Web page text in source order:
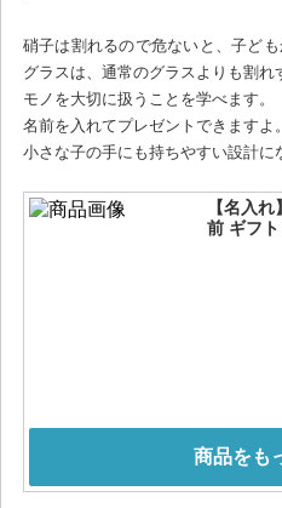
硝子は割れるので危ないと、子ど
グラスは、通常のグラスよりも割れ
モノを大切に扱うことを学べます。
名前を入れてプレゼントできますよ。
小さな子の手にも持ちやすい設計に